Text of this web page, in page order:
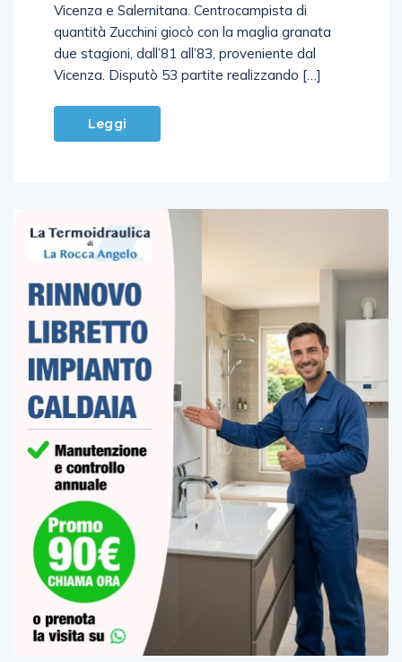
Vicenza e Salernitana. Centrocampista di
quantità Zucchini giocò con la maglia granata
due stagioni, dall’81 all’83, proveniente dal
Vicenza. Disputò 53 partite realizzando […]
Leggi